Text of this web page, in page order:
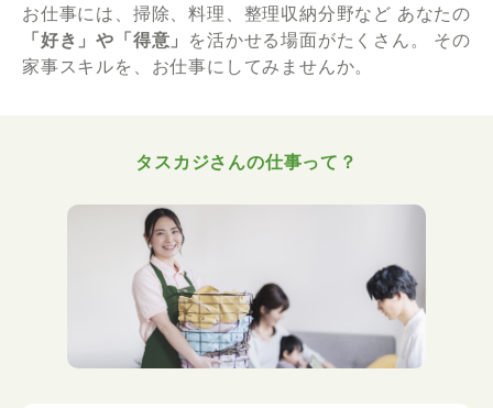
お仕事には、掃除、料理、整理収納分野など あなたの
「好き」や「得意」
を活かせる場面がたくさん。
その
家事スキルを、お仕事にしてみませんか。
タスカジさんの仕事って？